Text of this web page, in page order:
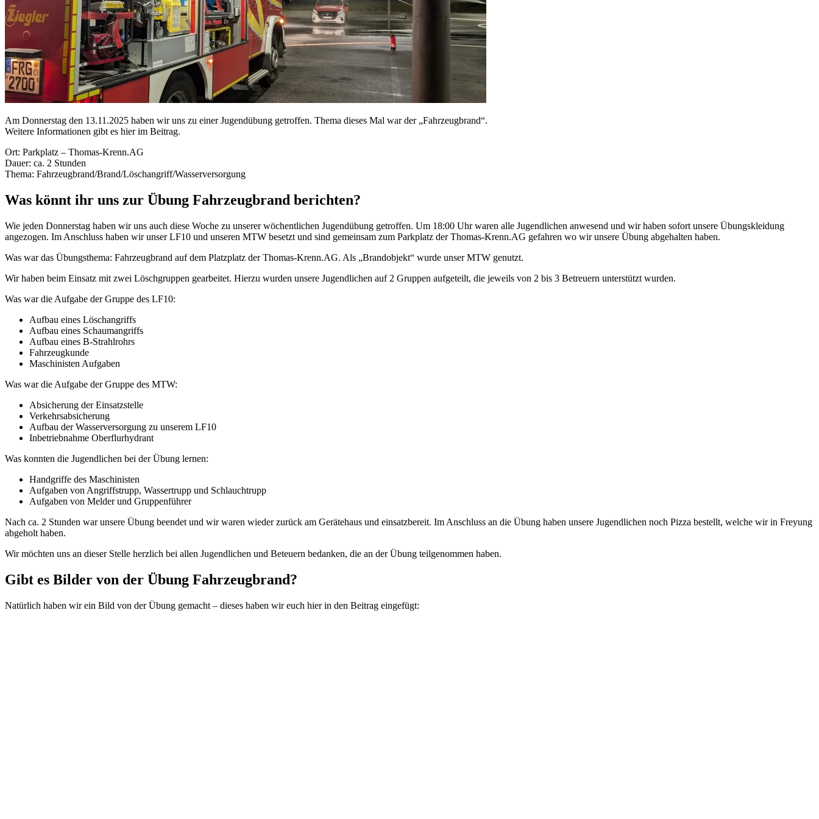
Am Donnerstag den 13.11.2025 haben wir uns zu einer Jugendübung getroffen. Thema dieses Mal war der „Fahrzeugbrand“.
Weitere Informationen gibt es hier im Beitrag.
Ort: Parkplatz – Thomas-Krenn.AG
Dauer: ca. 2 Stunden
Thema: Fahrzeugbrand/Brand/Löschangriff/Wasserversorgung
Was könnt ihr uns zur Übung Fahrzeugbrand berichten?
Wie jeden Donnerstag haben wir uns auch diese Woche zu unserer wöchentlichen Jugendübung getroffen. Um 18:00 Uhr waren alle Jugendlichen anwesend und wir haben sofort unsere Übungskleidung
angezogen. Im Anschluss haben wir unser LF10 und unseren MTW besetzt und sind gemeinsam zum Parkplatz der Thomas-Krenn.AG gefahren wo wir unsere Übung abgehalten haben.
Was war das Übungsthema: Fahrzeugbrand auf dem Platzplatz der Thomas-Krenn.AG. Als „Brandobjekt“ wurde unser MTW genutzt.
Wir haben beim Einsatz mit zwei Löschgruppen gearbeitet. Hierzu wurden unsere Jugendlichen auf 2 Gruppen aufgeteilt, die jeweils von 2 bis 3 Betreuern unterstützt wurden.
Was war die Aufgabe der Gruppe des LF10:
Aufbau eines Löschangriffs
Aufbau eines Schaumangriffs
Aufbau eines B-Strahlrohrs
Fahrzeugkunde
Maschinisten Aufgaben
Was war die Aufgabe der Gruppe des MTW:
Absicherung der Einsatzstelle
Verkehrsabsicherung
Aufbau der Wasserversorgung zu unserem LF10
Inbetriebnahme Oberflurhydrant
Was konnten die Jugendlichen bei der Übung lernen:
Handgriffe des Maschinisten
Aufgaben von Angriffstrupp, Wassertrupp und Schlauchtrupp
Aufgaben von Melder und Gruppenführer
Nach ca. 2 Stunden war unsere Übung beendet und wir waren wieder zurück am Gerätehaus und einsatzbereit. Im Anschluss an die Übung haben unsere Jugendlichen noch Pizza bestellt, welche wir in Freyung
abgeholt haben.
Wir möchten uns an dieser Stelle herzlich bei allen Jugendlichen und Beteuern bedanken, die an der Übung teilgenommen haben.
Gibt es Bilder von der Übung Fahrzeugbrand?
Natürlich haben wir ein Bild von der Übung gemacht – dieses haben wir euch hier in den Beitrag eingefügt: